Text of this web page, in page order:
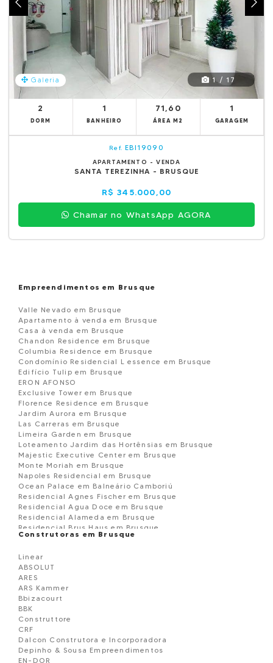
Galeria 1 / 17
2
DORM
1
BANHEIRO
71,60
ÁREA M2
1
GARAGEM
Ref. EBI19090
APARTAMENTO - VENDA
SANTA TEREZINHA - BRUSQUE
R$ 345.000,00
Chamar no WhatsApp AGORA
Empreendimentos em Brusque
Valle Nevado em Brusque
Apartamento à venda em Brusque
Casa à venda em Brusque
Chandon Residence em Brusque
Columbia Residence em Brusque
Condomínio Residencial L essence em Brusque
Edifício Tulip em Brusque
ERON AFONSO
Exclusive Tower em Brusque
Florence Residence em Brusque
Jardim Aurora em Brusque
Las Carreras em Brusque
Limeira Garden em Brusque
Loteamento Jardim das Hortênsias em Brusque
Majestic Executive Center em Brusque
Monte Moriah em Brusque
Napoles Residencial em Brusque
Ocean Palace em Balneário Camboriú
Residencial Agnes Fischer em Brusque
Residencial Agua Doce em Brusque
Residencial Alameda em Brusque
Residencial Brus Haus em Brusque
Residencial Dom Joaquim em Brusque
RESIDENCIAL FLORENZA em Brusque
Residencial Flores do Campo em Brusque
Residencial Ibiza em Brusque
Residencial Munich em Brusque
Residencial Ricardo em Brusque
Residencial Santo Anjo da Guarda em Brusque
Residencial Serene em Brusque
Residencial Topiary em Brusque
Saint Louis Residence em Brusque
San Lorenzo em Brusque
Construtoras em Brusque
Linear
ABSOLUT
ARES
ARS Kammer
Bbizacourt
BBK
Construttore
CRF
Dalcon Construtora e Incorporadora
Depinho & Sousa Empreendimentos
EN-DOR